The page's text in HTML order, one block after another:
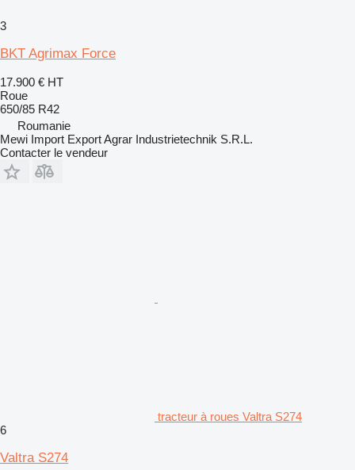
3
BKT Agrimax Force
17.900 € HT
Roue
650/85 R42
Roumanie
Mewi Import Export Agrar Industrietechnik S.R.L.
Contacter le vendeur
tracteur à roues Valtra S274
6
Valtra S274